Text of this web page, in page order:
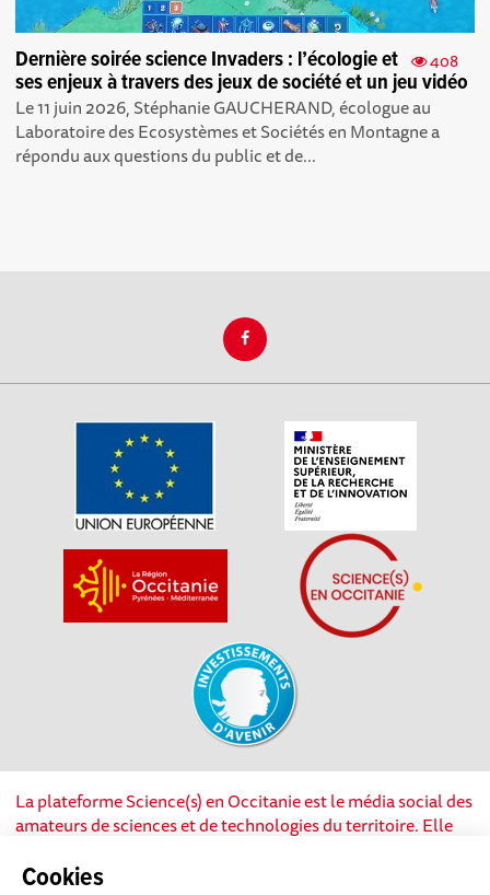
Cookies
408
Dernière soirée science Invaders : l’écologie et
ses enjeux à travers des jeux de société et un jeu vidéo
Le 11 juin 2026, Stéphanie GAUCHERAND, écologue au
Laboratoire des Ecosystèmes et Sociétés en Montagne a
répondu aux questions du public et de...
La plateforme Science(s) en Occitanie est le média social des
amateurs de sciences et de technologies du territoire. Elle
soutien de nombreux acteurs locaux. Ce projet est cofinancé